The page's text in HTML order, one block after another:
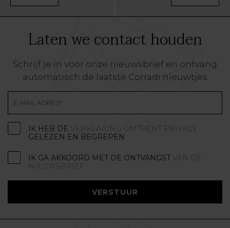
Laten we contact houden
Schrijf je in voor onze nieuwsbrief en ontvang
automatisch de laatste Corradi nieuwtjes
IK HEB DE VERKLARING OMTRENT PRIVACY
GELEZEN EN BEGREPEN
IK GA AKKOORD MET DE ONTVANGST VAN DE
NIEUWSBRIEF
VERSTUUR